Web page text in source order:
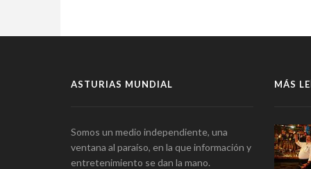
ASTURIAS MUNDIAL
Somos un medio independiente, una
ventana al paraíso, en la que información y
entretenimiento se dan la mano.
MÁS